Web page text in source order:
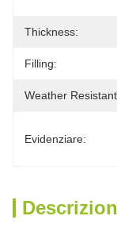
Thickness:
Filling:
Weather
Evidenziare: